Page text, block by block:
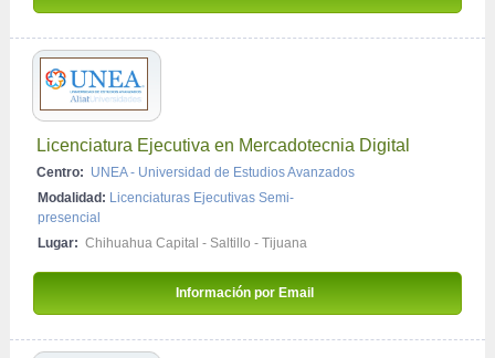
Licenciatura Ejecutiva en Mercadotecnia Digital
Centro: UNEA - Universidad de Estudios Avanzados
Modalidad: Licenciaturas Ejecutivas Semi-
presencial
Lugar: Chihuahua Capital - Saltillo - Tijuana
Información por Email